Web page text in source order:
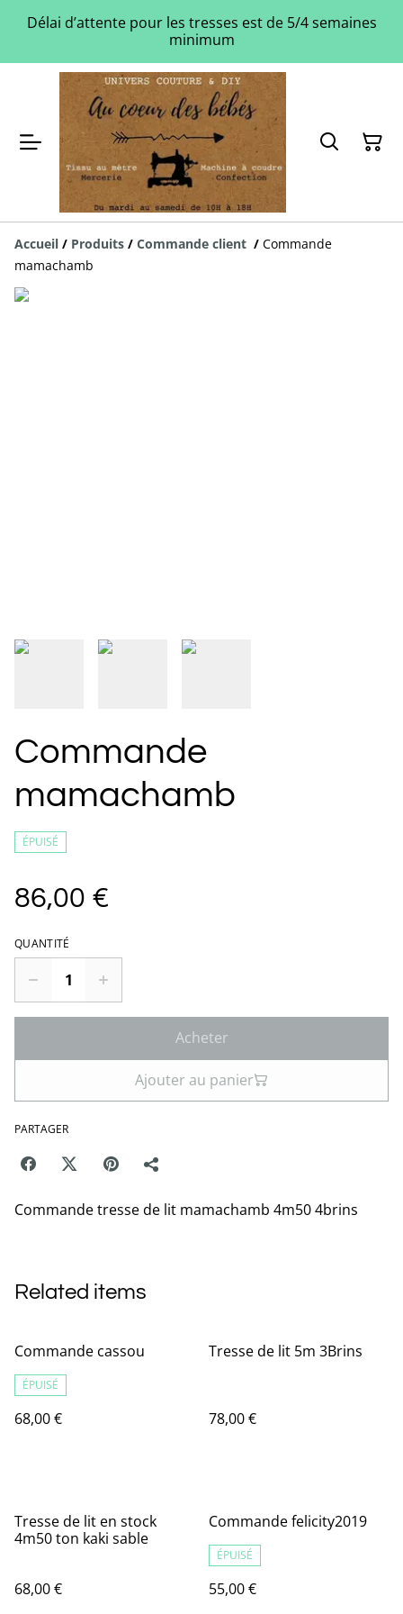
Délai d’attente pour les tresses est de 5/4 semaines
minimum
Accueil / Produits / Commande client / Commande
mamachamb
Commande
mamachamb
ÉPUISÉ
86,00 €
QUANTITÉ
Acheter
Ajouter au panier
PARTAGER
Commande tresse de lit mamachamb 4m50 4brins
Related items
Commande cassou
ÉPUISÉ
68,00 €
Tresse de lit 5m 3Brins
78,00 €
Tresse de lit en stock
4m50 ton kaki sable
68,00 €
Commande felicity2019
ÉPUISÉ
55,00 €